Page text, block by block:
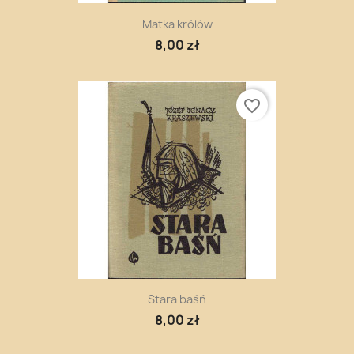
Matka królów
8,00 zł
Stara baśń
8,00 zł
favorite_border